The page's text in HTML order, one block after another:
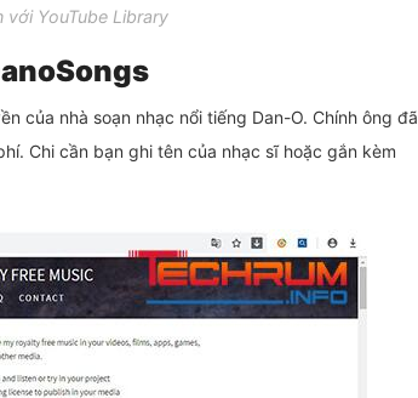
với YouTube Library
của nhà soạn nhạc nổi tiếng Dan-O. Chính ông đã
Chi cần bạn ghi tên của nhạc sĩ hoặc gắn kèm